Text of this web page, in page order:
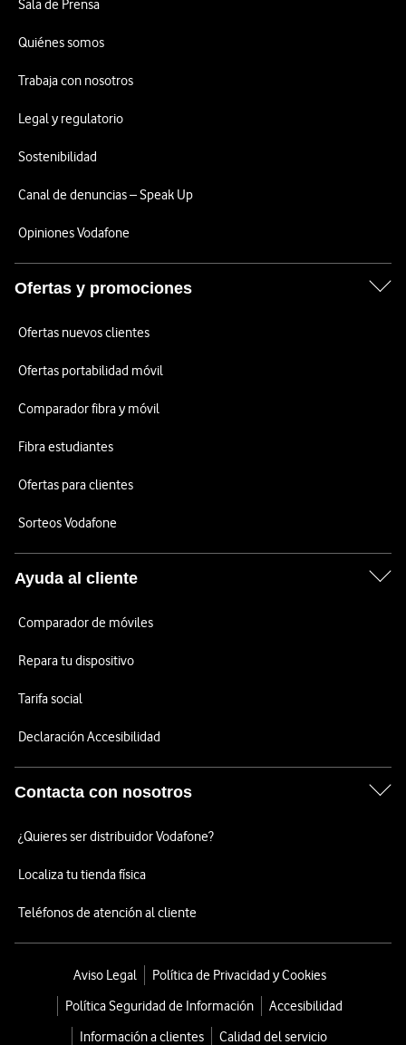
Sala de Prensa
Quiénes somos
Trabaja con nosotros
Legal y regulatorio
Sostenibilidad
Canal de denuncias – Speak Up
Opiniones Vodafone
Ofertas y promociones
Ofertas nuevos clientes
Ofertas portabilidad móvil
Comparador fibra y móvil
Fibra estudiantes
Ofertas para clientes
Sorteos Vodafone
Ayuda al cliente
Comparador de móviles
Repara tu dispositivo
Tarifa social
Declaración Accesibilidad
Contacta con nosotros
¿Quieres ser distribuidor Vodafone?
Localiza tu tienda física
Teléfonos de atención al cliente
Aviso Legal
Política de Privacidad y Cookies
Política Seguridad de Información
Accesibilidad
Información a clientes
Calidad del servicio